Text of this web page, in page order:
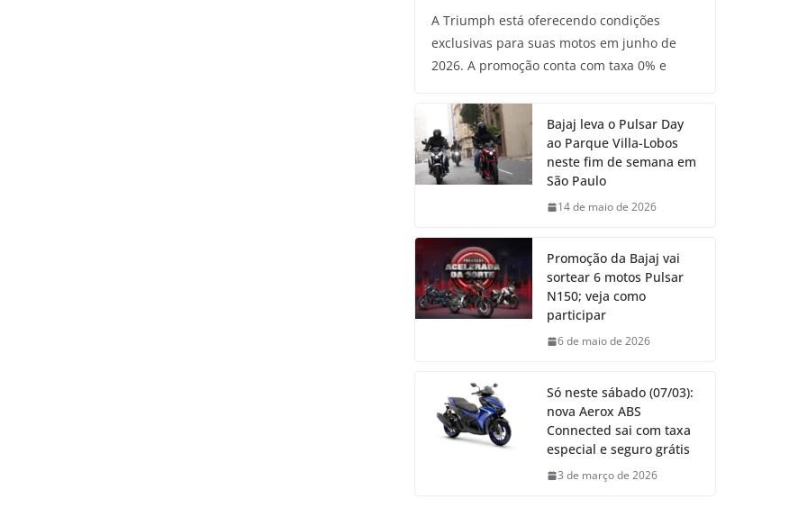
A Triumph está oferecendo condições
exclusivas para suas motos em junho de
2026. A promoção conta com taxa 0% e
Bajaj leva o Pulsar Day
ao Parque Villa-Lobos
neste fim de semana em
São Paulo
14 de maio de 2026
Promoção da Bajaj vai
sortear 6 motos Pulsar
N150; veja como
participar
6 de maio de 2026
Só neste sábado (07/03):
nova Aerox ABS
Connected sai com taxa
especial e seguro grátis
3 de março de 2026